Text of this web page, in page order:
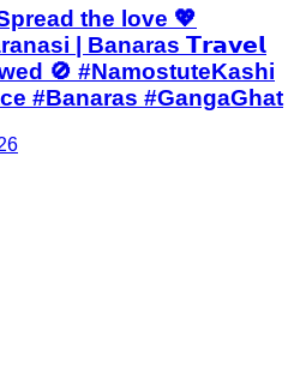
Spread the love 💖
| Banaras 𝗧𝗿𝗮𝘃𝗲𝗹
🚫 #NamostuteKashi
#Banaras #GangaGhat